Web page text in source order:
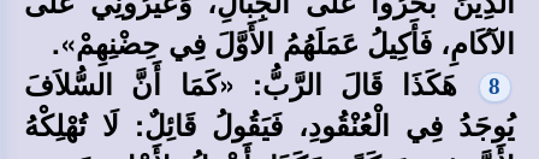
الآكَامِ، فَأَكِيلُ عَمَلَهُمُ الأَوَّلَ فِي حِضْنِهِمْ».
8
هَكَذَا قَالَ الرَّبُّ: «كَمَا أَنَّ السُّلاَفَ
يُوجَدُ فِي الْعُنْقُودِ، فَيَقُولُ قَائِلٌ: لَا تُهْلِكْهُ